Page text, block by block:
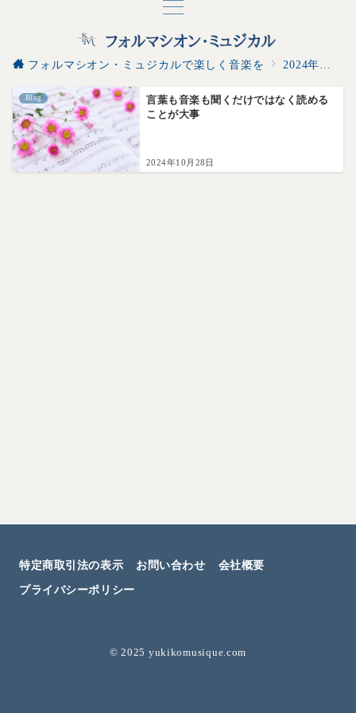
フォルマシオン・ミュジカルで楽しく音楽を 2024年
Blog
言葉も音楽も聞くだけではなく読める
ことが大事
2024年10月28日
特定商取引法の表示 お問い合わせ
会社概要
プライバシーポリシー
©︎ 2025 yukikomusique.com